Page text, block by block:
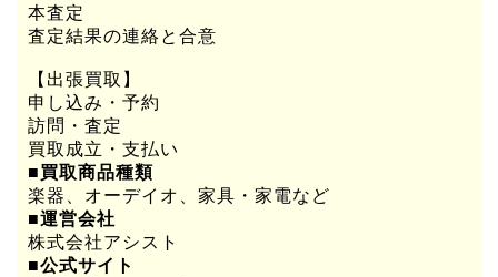
本査定
査定結果の連絡と合意
【出張買取】
申し込み・予約
訪問・査定
買取成立・支払い
■買取商品種類
楽器、オーデイオ、家具・家電など
■運営会社
株式会社アシスト
■公式サイト